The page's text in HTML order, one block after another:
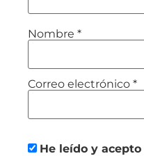
Nombre *
Correo electrónico *
He leído y acepto